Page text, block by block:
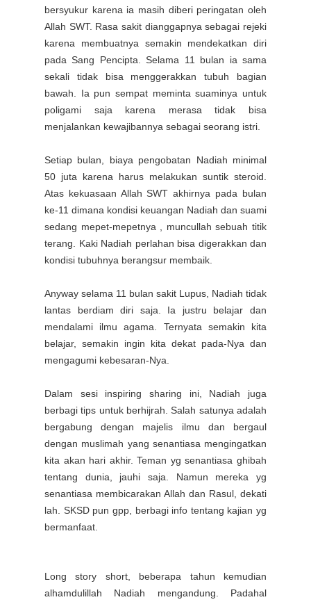
bersyukur karena ia masih diberi peringatan oleh
Allah SWT. Rasa sakit dianggapnya sebagai rejeki
karena membuatnya semakin mendekatkan diri
pada Sang Pencipta. Selama 11 bulan ia sama
sekali tidak bisa menggerakkan tubuh bagian
bawah. Ia pun sempat meminta suaminya untuk
poligami saja karena merasa tidak bisa
menjalankan kewajibannya sebagai seorang istri.
Setiap bulan, biaya pengobatan Nadiah minimal
50 juta karena harus melakukan suntik steroid.
Atas kekuasaan Allah SWT akhirnya pada bulan
ke-11 dimana kondisi keuangan Nadiah dan suami
sedang mepet-mepetnya , muncullah sebuah titik
terang. Kaki Nadiah perlahan bisa digerakkan dan
kondisi tubuhnya berangsur membaik.
Anyway selama 11 bulan sakit Lupus, Nadiah tidak
lantas berdiam diri saja. Ia justru belajar dan
mendalami ilmu agama. Ternyata semakin kita
belajar, semakin ingin kita dekat pada-Nya dan
mengagumi kebesaran-Nya.
Dalam sesi inspiring sharing ini, Nadiah juga
berbagi tips untuk berhijrah. Salah satunya adalah
bergabung dengan majelis ilmu dan bergaul
dengan muslimah yang senantiasa mengingatkan
kita akan hari akhir. Teman yg senantiasa ghibah
tentang dunia, jauhi saja. Namun mereka yg
senantiasa membicarakan Allah dan Rasul, dekati
lah. SKSD pun gpp, berbagi info tentang kajian yg
bermanfaat.
Long story short, beberapa tahun kemudian
alhamdulillah Nadiah mengandung. Padahal